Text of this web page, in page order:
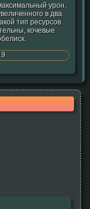
урон.
в два
тип ресурсов
кочевые